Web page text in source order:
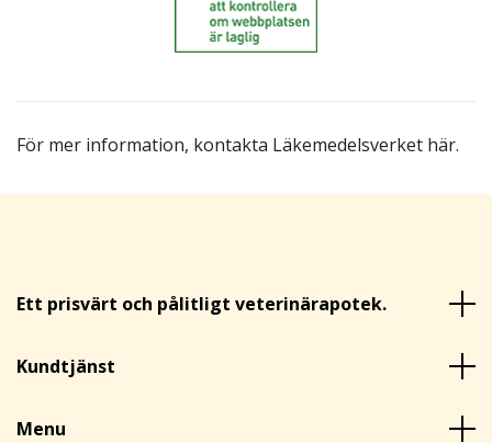
För mer information, kontakta Läkemedelsverket här.
Ett prisvärt och pålitligt veterinärapotek.
Kundtjänst
Menu